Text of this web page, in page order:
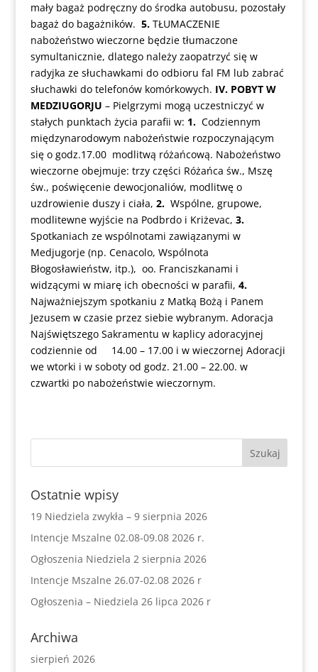
mały bagaż podręczny do środka autobusu, pozostały
bagaż do bagażników. 5.TŁUMACZENIE
nabożeństwo wieczorne będzie tłumaczone
symultanicznie, dlatego należy zaopatrzyć się w
radyjka ze słuchawkami do odbioru fal FM lub zabrać
słuchawki do telefonów komórkowych. IV. POBYT W
MEDZIUGORJU – Pielgrzymi mogą uczestniczyć w
stałych punktach życia parafii w: 1.Codziennym
międzynarodowym nabożeństwie rozpoczynającym
się o godz.17.00 modlitwą różańcową. Nabożeństwo
wieczorne obejmuje: trzy części Różańca św., Mszę
św., poświęcenie dewocjonaliów, modlitwę o
uzdrowienie duszy i ciała, 2.Wspólne, grupowe,
modlitewne wyjście na Podbrdo i Kriżevac, 3.
Spotkaniach ze wspólnotami zawiązanymi w
Medjugorje (np. Cenacolo, Wspólnota
Błogosławieństw, itp.), oo. Franciszkanami i
widzącymi w miarę ich obecności w parafii, 4.
Najważniejszym spotkaniu z Matką Bożą i Panem
Jezusem w czasie przez siebie wybranym. Adoracja
Najświętszego Sakramentu w kaplicy adoracyjnej
codziennie od 14.00 – 17.00 i w wieczornej Adoracji
we wtorki i w soboty od godz. 21.00 – 22.00. w
czwartki po nabożeństwie wieczornym.
Ostatnie wpisy
19 Niedziela zwykła – 9 sierpnia 2026
Intencje Mszalne 02.08-09.08 2026 r.
Ogłoszenia Niedziela 2 sierpnia 2026
Intencje Mszalne 26.07-02.08 2026 r
Ogłoszenia – Niedziela 26 lipca 2026 r
Archiwa
sierpień 2026